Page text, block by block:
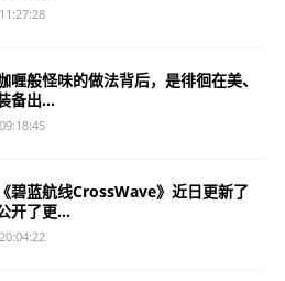
喱般怪味的做法背后，是徘徊在美、
备出...
碧蓝航线CrossWave》近日更新了
开了更...